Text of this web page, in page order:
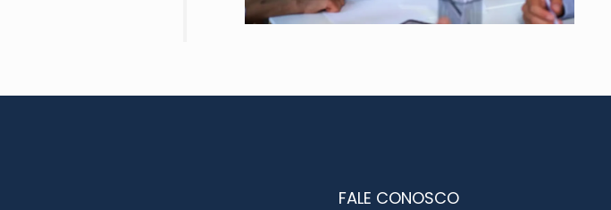
FALE CONOSCO